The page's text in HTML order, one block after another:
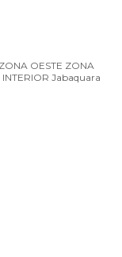
ZONA OESTE ZONA
INTERIOR Jabaquara